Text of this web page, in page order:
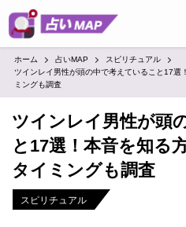
ホーム 占いMAP
スピリチュアル
ツインレイ男性が頭の中で考えていること17選
ミングも調査
ツインレイ男性が頭
と17選！本音を知る
タイミングも調査
スピリチュアル